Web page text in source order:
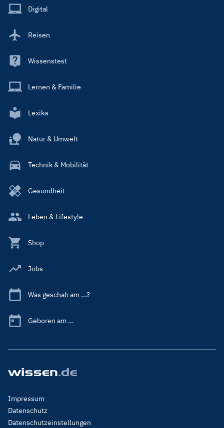
Main
Digital
Reisen
Wissenstest
Lernen & Familie
Lexika
Natur & Umwelt
Technik & Mobilität
Gesundheit
Leben & Lifestyle
Shop
Jobs
Was geschah am ...?
Geboren am ...
Footer
Menu
Legal
Impressum
Datenschutz
Datenschutzeinstellungen